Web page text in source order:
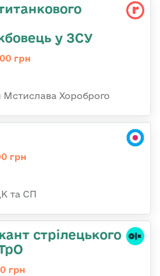
у ЗСУ
грн
Мстислава Хороброго
грн
та СП
стрілецького
грн